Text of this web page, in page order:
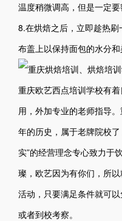
温度稍微调高，但是一定要
8.在烘焙之后，立即趁热
布盖上以保持面包的水分和
重庆欧艺西点培训学校有
用，外加专业的老师指导
年的历史，属于老牌院校
实”的经营理念专心致力于
璨，欧艺因为有你们，所
活动，只要满足条件就可
或者到校考察。